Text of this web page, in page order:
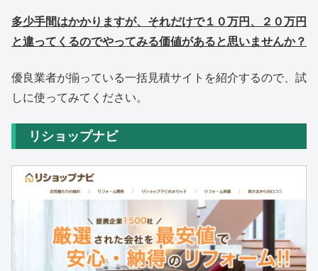
多少手間はかかりますが、それだけで１０万円、２０万円
と違ってくるのでやってみる価値があると思いませんか？
優良業者が揃っている一括見積サイトを紹介するので、試
しに使ってみてください。
リショップナビ